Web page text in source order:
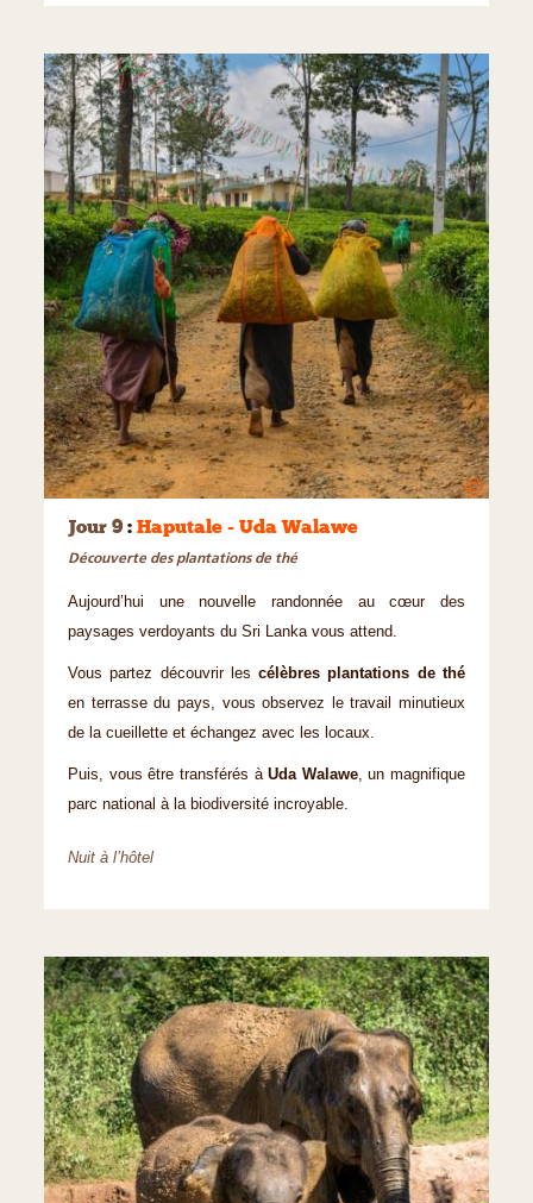
©
Jour 9: Haputale - Uda Walawe
Découverte des plantations de thé
Aujourd’hui une nouvelle randonnée au cœur des
paysages verdoyants du Sri Lanka vous attend.
Vous partez découvrir lescélèbres plantations de thé
en terrasse du pays, vous observez le travail minutieux
de la cueillette et échangez avec les locaux.
Puis, vous être transférés àUda Walawe, un magnifique
parc national à la biodiversité incroyable.
Nuit à l’hôtel